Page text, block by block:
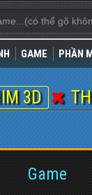
GAME PHẦN
3D
Game